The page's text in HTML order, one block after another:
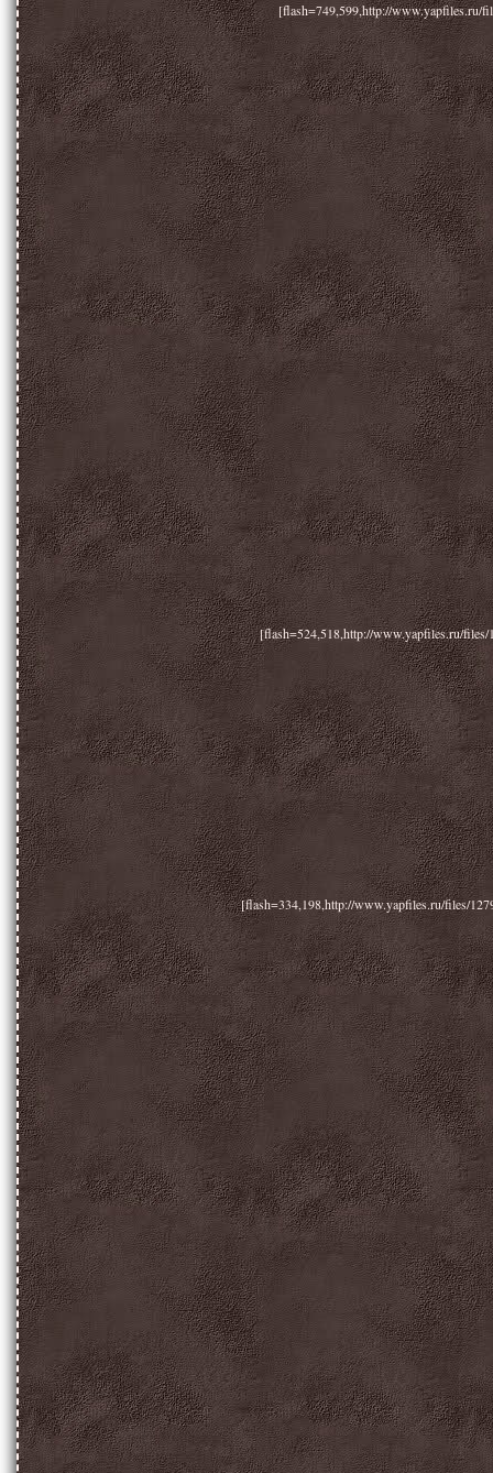
[flash=749,599,http://www.yapfiles.ru/
[flash=524,518,http://www.yapfiles.ru/
[flash=334,198,http://www.yapfiles.ru/files/